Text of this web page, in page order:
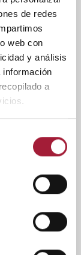
de redes
web con
y análisis
información
a
boca
forma puntual.
Además,
que